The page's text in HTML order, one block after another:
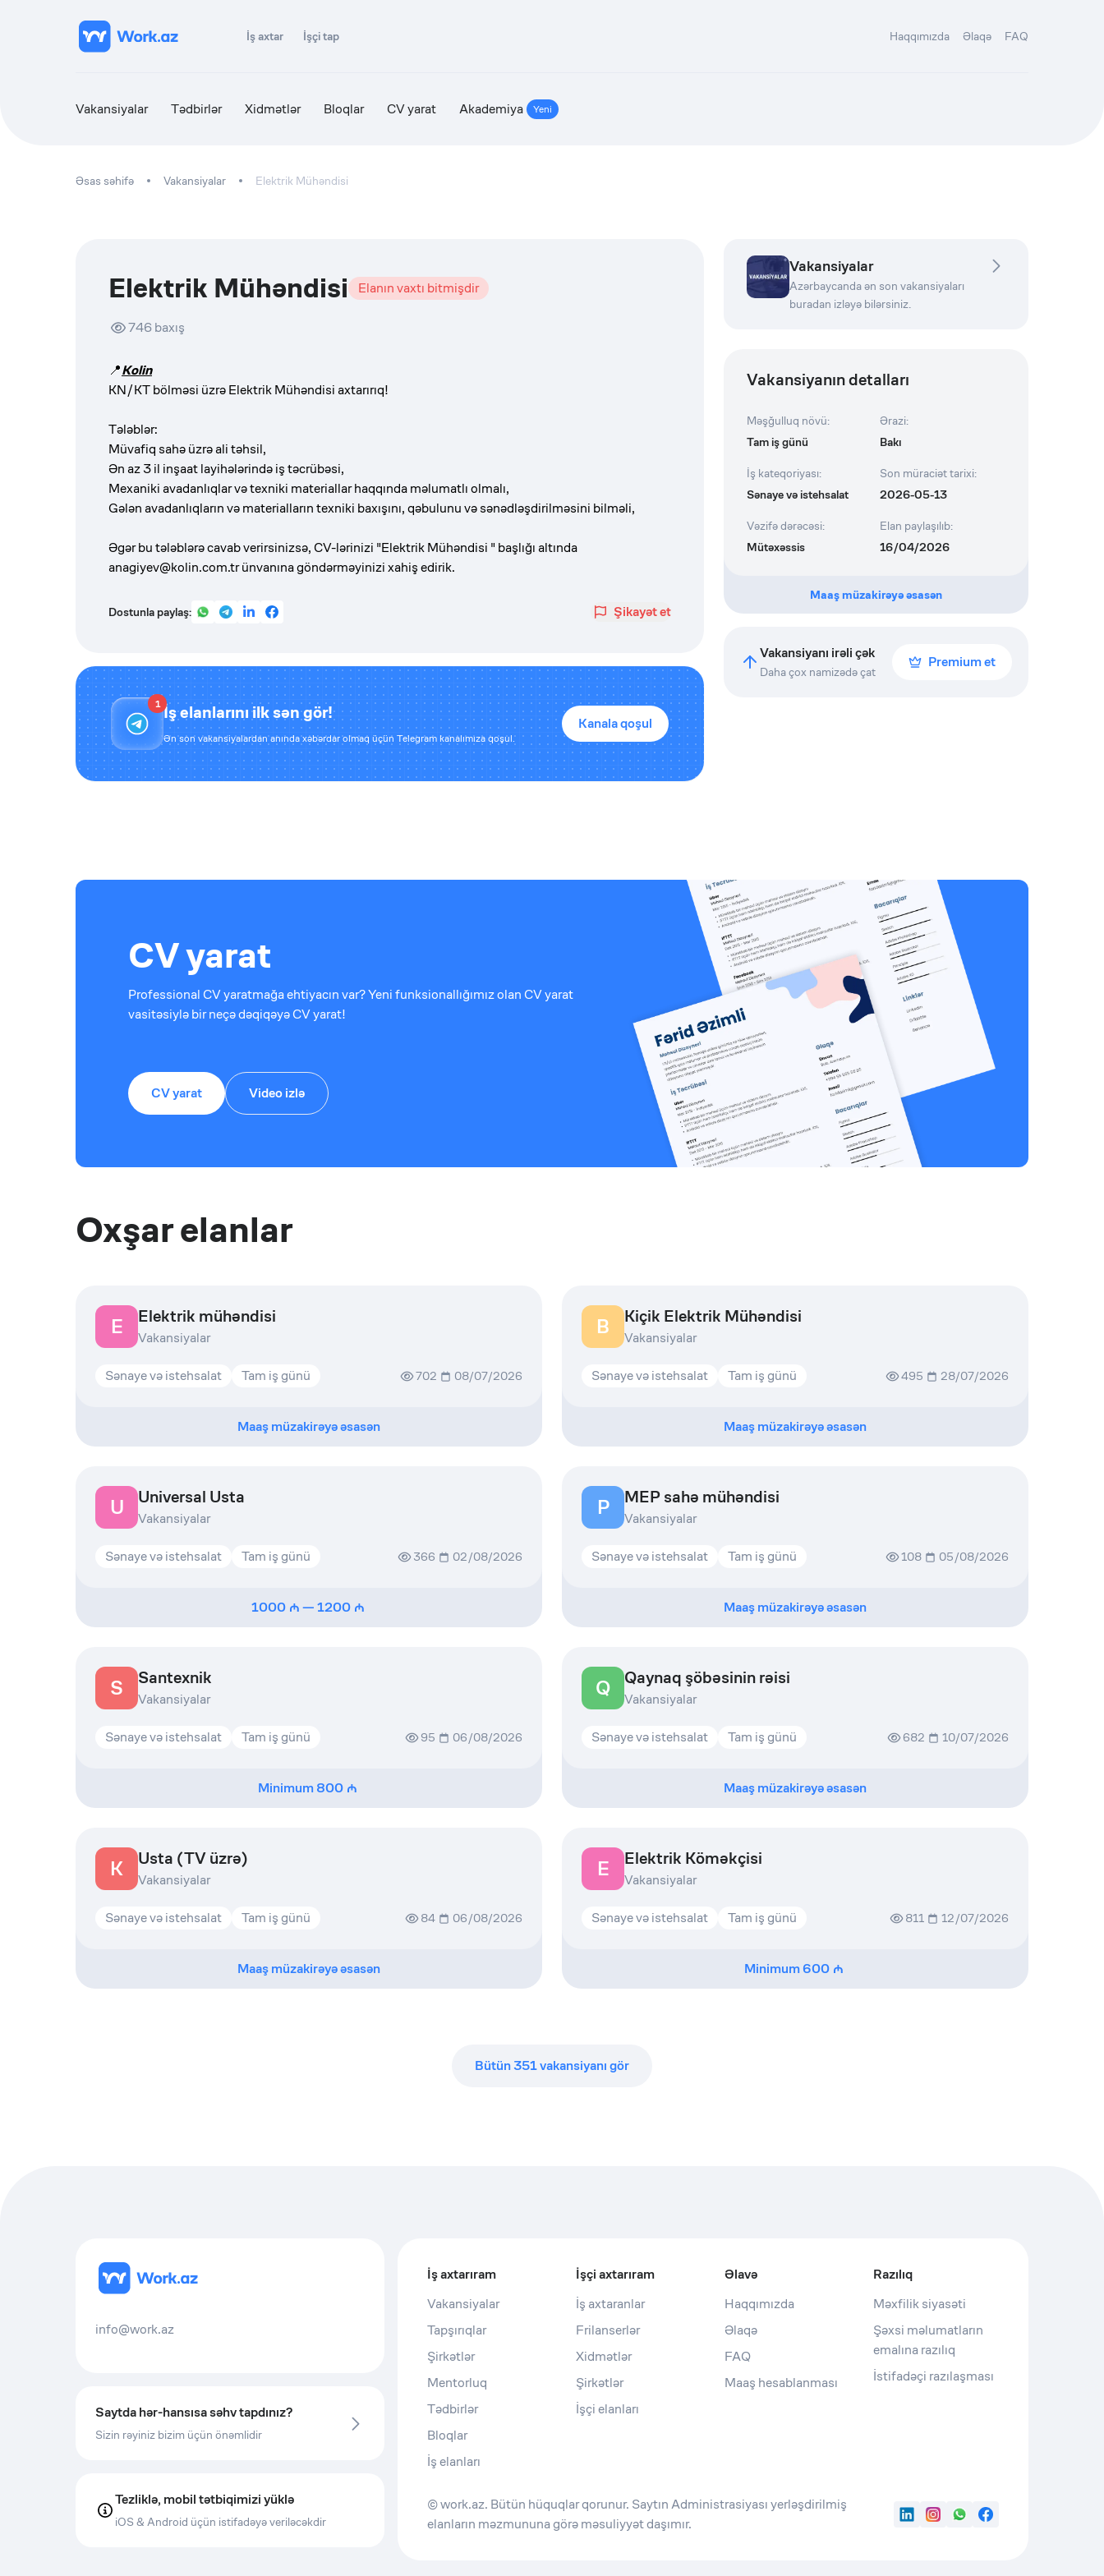
İş axtar İşçi tap Haqqımızda Əlaqə FAQ
Vakansiyalar Tədbirlər Xidmətlər Bloqlar CV yarat Akademiya Yeni
Əsas səhifə Vakansiyalar Elektrik Mühəndisi
Elektrik Mühəndisi Elanın vaxtı bitmişdir
746baxış
📍Kolin
KN/KT bölməsi üzrə Elektrik Mühəndisi axtarırıq!
Tələblər:
Müvafiq sahə üzrə ali təhsil,
Ən az 3 il inşaat layihələrində iş təcrübəsi,
Mexaniki avadanlıqlar və texniki materiallar haqqında məlumatlı olmalı,
Gələn avadanlıqların və materialların texniki baxışını, qəbulunu və sənədləşdirilməsini bilməli,
Əgər bu tələblərə cavab verirsinizsə, CV-lərinizi "Elektrik Mühəndisi " başlığı altında
anagiyev@kolin.com.trünvanına göndərməyinizi xahiş edirik.
Dostunla paylaş: Şikayət et
1 İş elanlarını ilk sən gör!
Ən son vakansiyalardan anında xəbərdar olmaq üçün Telegram kanalımıza qoşul.
Kanala qoşul
Vakansiyalar
Azərbaycanda ən son vakansiyaları
buradan izləyə bilərsiniz.
Vakansiyanın detalları
Məşğulluq növü:
Tam iş günü
Ərazi:
Bakı
İş kateqoriyası:
Sənaye və istehsalat
Son müraciət tarixi:
2026-05-13
Vəzifə dərəcəsi:
Mütəxəssis
Elan paylaşılıb:
16/04/2026
Maaş müzakirəyə əsasən
Vakansiyanı irəli çək
Daha çox namizədə çat
Premium et
CV yarat
Professional CV yaratmağa ehtiyacın var? Yeni funksionallığımız olan CV yarat
vasitəsiylə bir neçə dəqiqəyə CV yarat!
CV yarat Video izlə
Oxşar elanlar
E Elektrik mühəndisi
Vakansiyalar
Sənaye və istehsalat Tam iş günü 702 08/07/2026
Maaş müzakirəyə əsasən
B Kiçik Elektrik Mühəndisi
Vakansiyalar
Sənaye və istehsalat Tam iş günü 495 28/07/2026
Maaş müzakirəyə əsasən
U Universal Usta
Vakansiyalar
Sənaye və istehsalat Tam iş günü 366 02/08/2026
1000 —1200
P MEP sahə mühəndisi
Vakansiyalar
Sənaye və istehsalat Tam iş günü 108 05/08/2026
Maaş müzakirəyə əsasən
S Santexnik
Vakansiyalar
Sənaye və istehsalat Tam iş günü 95 06/08/2026
Minimum800
Q Qaynaq şöbəsinin rəisi
Vakansiyalar
Sənaye və istehsalat Tam iş günü 682 10/07/2026
Maaş müzakirəyə əsasən
K Usta (TV üzrə)
Vakansiyalar
Sənaye və istehsalat Tam iş günü 84 06/08/2026
Maaş müzakirəyə əsasən
E Elektrik Köməkçisi
Vakansiyalar
Sənaye və istehsalat Tam iş günü 811 12/07/2026
Minimum600
Bütün351vakansiyanı gör
info@work.az
Saytda hər-hansısa səhv tapdınız?
Sizin rəyiniz bizim üçün önəmlidir
Tezliklə, mobil tətbiqimizi yüklə
iOS & Android üçün istifadəyə veriləcəkdir
İş axtarıram
Vakansiyalar
Tapşırıqlar
Şirkətlər
Mentorluq
Tədbirlər
Bloqlar
İş elanları
İşçi axtarıram
İş axtaranlar
Frilanserlər
Xidmətlər
Şirkətlər
İşçi elanları
Əlavə
Haqqımızda
Əlaqə
FAQ
Maaş hesablanması
Razılıq
Məxfilik siyasəti
Şəxsi məlumatların
emalına razılıq
İstifadəçi razılaşması
© work.az. Bütün hüquqlar qorunur. Saytın Administrasiyası yerləşdirilmiş
elanların məzmununa görə məsuliyyət daşımır.
LinkedInInstagram
WhatsApp
Facebook